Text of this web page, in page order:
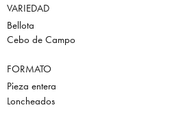
VARIEDAD
Bellota
Cebo de Campo
FORMATO
Pieza entera
Loncheados